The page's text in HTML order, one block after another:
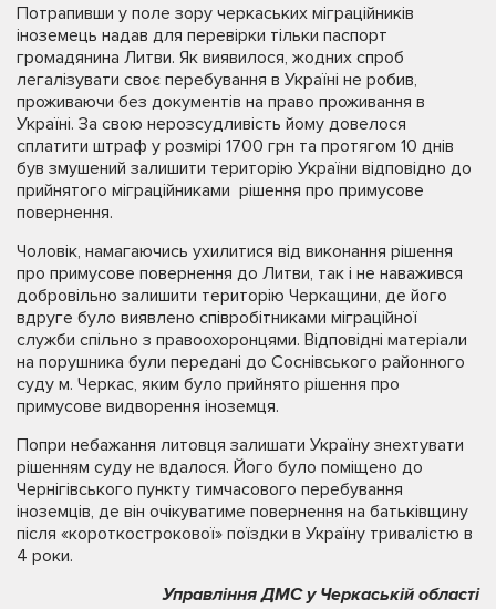
Потрапивши у поле зору черкаських міграційників
іноземець надав для перевірки тільки паспорт
громадянина Литви. Як виявилося, жодних спроб
легалізувати своє перебування в Україні не робив,
проживаючи без документів на право проживання в
Україні. За свою нерозсудливість йому довелося
сплатити штраф у розмірі 1700 грн та протягом 10 днів
був змушений залишити територію України відповідно до
прийнятого міграційниками рішення про примусове
повернення.
Чоловік, намагаючись ухилитися від виконання рішення
про примусове повернення до Литви, так і не наважився
добровільно залишити територію Черкащини, де його
вдруге було виявлено співробітниками міграційної
служби спільно з правоохоронцями. Відповідні матеріали
на порушника були передані до Соснівського районного
суду м. Черкас, яким було прийнято рішення про
примусове видворення іноземця.
Попри небажання литовця залишати Україну знехтувати
рішенням суду не вдалося. Його було поміщено до
Чернігівського пункту тимчасового перебування
іноземців, де він очікуватиме повернення на батьківщину
після «короткострокової» поїздки в Україну тривалістю в
4 роки.
Управління ДМС у Черкаській області